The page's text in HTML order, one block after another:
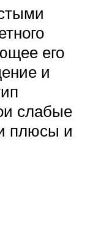
его
и
слабые
плюсы и